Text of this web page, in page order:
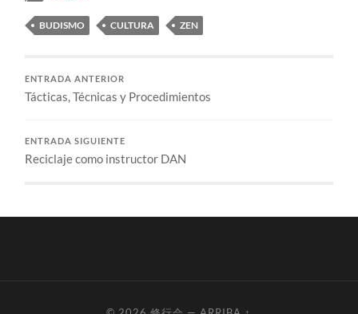
BUDISMO CULTURA ZEN
ENTRADA ANTERIOR
Tácticas, Técnicas y Procedimientos
ENTRADA SIGUIENTE
Reciclaje como instructor DAN